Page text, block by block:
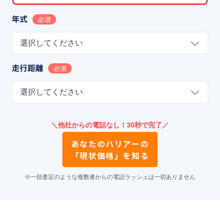
年式 必須
選択してください
走行距離 必須
選択してください
＼他社からの電話なし！30秒で完了／
あなたのハリアー の
「現状価格」を知る
※一括査定のような複数者からの電話ラッシュは一切ありません